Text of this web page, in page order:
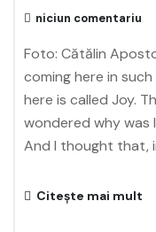
niciun comentariu
Foto: Cătălin
coming here in
here is called Joy.
wondered why was
And I thought that,
Citește mai mult